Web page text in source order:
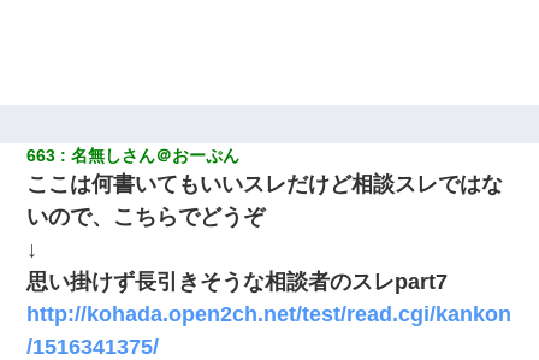
663 名無しさん＠おーぷん
ここは何書いてもいいスレだけど相談スレではな
いので、こちらでどうぞ
↓
思い掛けず長引きそうな相談者のスレpart7
http://kohada.open2ch.net/test/read.cgi/kankon
/1516341375/